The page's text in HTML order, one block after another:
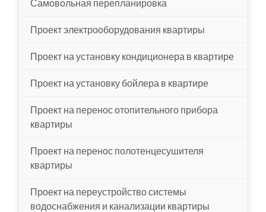
Самовольная перепланировка
Проект электрооборудования квартиры
Проект на установку кондиционера в квартире
Проект на установку бойлера в квартире
Проект на перенос отопительного прибора
квартиры
Проект на перенос полотенцесушителя
квартиры
Проект на переустройство системы
водоснабжения и канализации квартиры